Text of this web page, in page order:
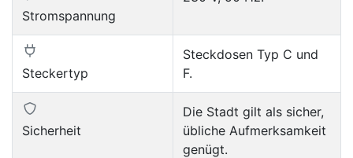
Stromspannung
Steckertyp
Steckdosen Typ C und
F.
Sicherheit
Die Stadt gilt als sicher,
übliche Aufmerksamkeit
genügt.